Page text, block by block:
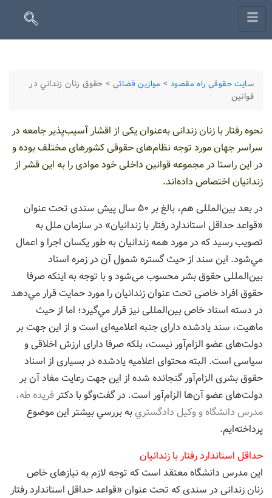
سایت حقوقی راه مقصود > موازین قضائی > حقوق زنان زنداني در
قوانين
نحوه رفتار با زنان زندانی به‌عنوان یکی از اقشار آسیب‌پذیر جامعه در
سراسر جهان مورد توجه نظام‌های حقوقی کشورهای مختلف بوده و
در این راستا در مجموعه قوانین داخلی خود موادی را به این قشر از
زندانیان اختصاص داده‌اند.
در بعد بین‌المللی هم، بالغ بر ۵۰ سال پیش سندی تحت عنوان
«قواعد حداقل استاندارد رفتار با زندانیان» در سازمان ملل به
تصویب رسید که در مورد همه زندانیان به طور یکسان اجرا و اعمال
مي‌شود. این سند از حیث گستره شمول آن در زمره اسناد
بین‌المللی حقوق بشر محسوب می‌شود و با توجه به اینکه صرفا
حقوق افراد خاصی تحت عنوان زندانیان را مورد حمایت قرار مي‌دهد
در دسته اسناد خاص بین‌المللی نيز قرار مي‌گيرد؛ اما از حیث
ماهیت، سند یادشده دارای جنبه اعلامیه‌ای است و از این جهت بر
دولت‌های عضو الزام‌آور نیست، بلکه صرفا دارای ارزش اخلاقی و
سیاسی است. البته محتوای اعلامیه یادشده در بسیاری از اسناد
حقوق بشری الزام‌آور گنجانده شده از این جهت رعایت مفاد آن بر
دولت‌های عضو آن‌ها الزام‌آور است. در گفت‌وگو با دكترفريده طه،
مدرس دانشگاه و وكيل دادگستري به بررسي بيشتر اين موضوع
پرداخته‌ایم.
حداقل استاندارد رفتار با زندانیان
این مدرس دانشگاه معتقد است که توجه لازم به نیازهای خاص
زنان زندانی در سندی که تحت عنوان «قواعد حداقل استاندارد رفتار